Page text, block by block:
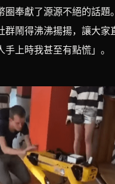
圈奉獻了源源不絕的話題
群鬧得沸沸揚揚，讓大家
手上時我甚至有點慌」。